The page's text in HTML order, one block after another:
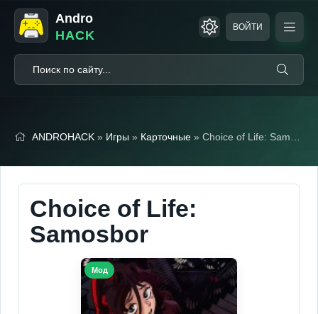
Andro
HACK
ВОЙТИ
ANDROHACK » Игры » Карточные » Choice of Life: Samosbor (Полная версия)
Choice of Life:
Samosbor
Мод